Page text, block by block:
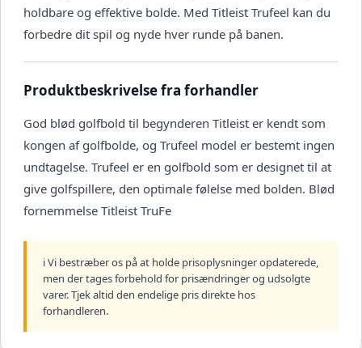
holdbare og effektive bolde. Med Titleist Trufeel kan du
forbedre dit spil og nyde hver runde på banen.
Produktbeskrivelse fra forhandler
God blød golfbold til begynderen Titleist er kendt som
kongen af golfbolde, og Trufeel model er bestemt ingen
undtagelse. Trufeel er en golfbold som er designet til at
give golfspillere, den optimale følelse med bolden. Blød
fornemmelse Titleist TruFe
ℹ️ Vi bestræber os på at holde prisoplysninger opdaterede,
men der tages forbehold for prisændringer og udsolgte
varer. Tjek altid den endelige pris direkte hos
forhandleren.